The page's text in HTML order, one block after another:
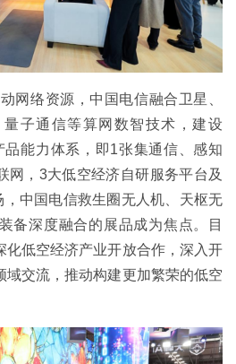
网络资源，中国电信融合卫星、
子通信等算网数智技术，建设
品能力体系，即1张集通信、感知
网，3大低空经济自研服务平台及
中国电信救生圈无人机、天枢无
备深度融合的展品成为焦点。目
化低空经济产业开放合作，深入开
域交流，推动构建更加繁荣的低空